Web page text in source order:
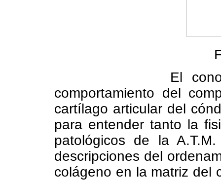
El
comportamiento del
cartílago articular del
para entender tanto la
patológicos de la A.T.M.
descripciones del
colágeno en la matriz del